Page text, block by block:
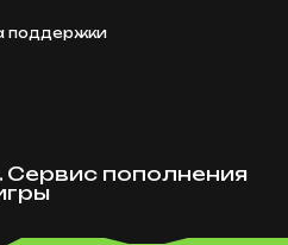
поддержки
Сервис пополнения